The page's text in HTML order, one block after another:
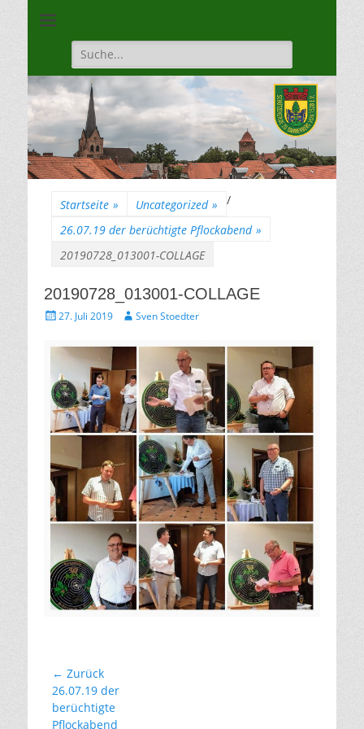
1528
Suche
für:
Startseite » Uncategorized »
/
26.07.19 der berüchtigte Pflockabend »
20190728_013001-COLLAGE
20190728_013001-COLLAGE
Gepostet
27. Juli 2019 AutorSven Stoedter
Beitragsnavigation
← Zurück
Vorhergehender
Beitrag:
26.07.19 der
berüchtigte
Pflockabend